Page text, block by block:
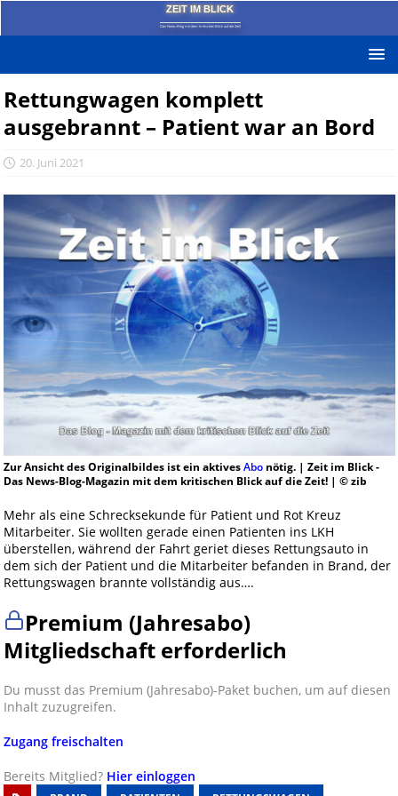
ZEIT IM BLICK
Das News-Blog mit dem kritischen Blick auf die Zeit!
Rettungwagen komplett
ausgebrannt – Patient war an Bord
20. Juni 2021
Zur Ansicht des Originalbildes ist ein aktivesAbonötig. | Zeit im Blick -
Das News-Blog-Magazin mit dem kritischen Blick auf die Zeit! | © zib
Mehr als eine Schrecksekunde für Patient und Rot Kreuz
Mitarbeiter. Sie wollten gerade einen Patienten ins LKH
überstellen, während der Fahrt geriet dieses Rettungsauto in
dem sich der Patient und die Mitarbeiter befanden in Brand, der
Rettungswagen brannte vollständig aus….
Premium (Jahresabo)
Mitgliedschaft erforderlich
Du musst das Premium (Jahresabo)-Paket buchen, um auf diesen
Inhalt zuzugreifen.
Zugang freischalten
Bereits Mitglied? Hier einloggen